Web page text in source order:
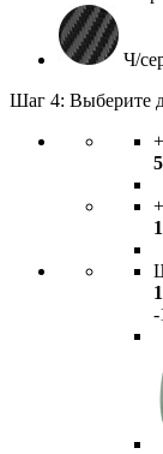
Ч/
Шаг 4: Выберите
-